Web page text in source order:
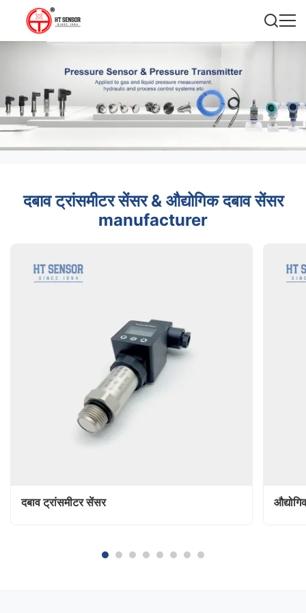
दबाव ट्रांसमीटर सेंसर & औद्योगिक दबाव सेंसर
manufacturer
दबाव ट्रांसमीटर सेंसर